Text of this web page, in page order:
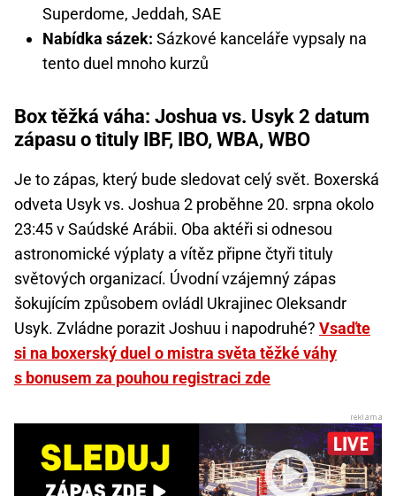
Superdome, Jeddah, SAE
Nabídka sázek: Sázkové kanceláře vypsaly na
tento duel mnoho kurzů
Box těžká váha: Joshua vs. Usyk 2 datum
zápasu o tituly IBF, IBO, WBA, WBO
Je to zápas, který bude sledovat celý svět. Boxerská
odveta Usyk vs. Joshua 2 proběhne 20. srpna okolo
23:45 v Saúdské Arábii. Oba aktéři si odnesou
astronomické výplaty a vítěz připne čtyři tituly
světových organizací. Úvodní vzájemný zápas
šokujícím způsobem ovládl Ukrajinec Oleksandr
Usyk. Zvládne porazit Joshuu i napodruhé? Vsaďte
si na boxerský duel o mistra světa těžké váhy
s bonusem za pouhou registraci zde